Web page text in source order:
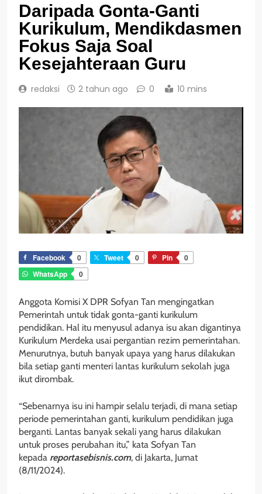
Daripada Gonta-Ganti
Kurikulum, Mendikdasmen
Fokus Saja Soal
Kesejahteraan Guru
redaksi 2 tahun ago 0 10 mins
Facebook 0 Tweet 0 Pin
0
WhatsApp
0
Anggota Komisi X DPR Sofyan Tan mengingatkan
Pemerintah untuk tidak gonta-ganti kurikulum
pendidikan. Hal itu menyusul adanya isu akan digantinya
Kurikulum Merdeka usai pergantian rezim pemerintahan.
Menurutnya, butuh banyak upaya yang harus dilakukan
bila setiap ganti menteri lantas kurikulum sekolah juga
ikut dirombak.
“Sebenarnya isu ini hampir selalu terjadi, di mana setiap
periode pemerintahan ganti, kurikulum pendidikan juga
berganti. Lantas banyak sekali yang harus dilakukan
untuk proses perubahan itu,” kata Sofyan Tan
kepada reportasebisnis.com, di Jakarta, Jumat
(8/11/2024).